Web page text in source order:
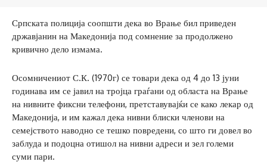
Српската полиција соопшти дека во Врање бил приведен
државјанин на Македонија под сомнение за продолжено
кривично дело измама.
Осомничениот С.К. (1970г) се товари дека од 4 до 13 јуни
годинава им се јавил на тројца граѓани од областа на Врање
на нивните фиксни телефони, претставувајќи се како лекар од
Македонија, и им кажал дека нивни блиски членови на
семејството наводно се тешко повредени, со што ги довел во
заблуда и подоцна отишол на нивни адреси и зел големи
суми пари.